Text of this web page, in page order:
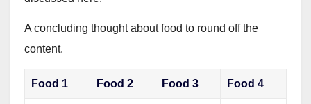
A concluding thought about food to round off the
content.
Food 1 Food 2 Food 3 Food 4